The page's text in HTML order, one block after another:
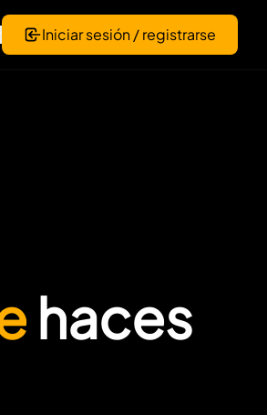
Iniciar sesión / registrarse
haces